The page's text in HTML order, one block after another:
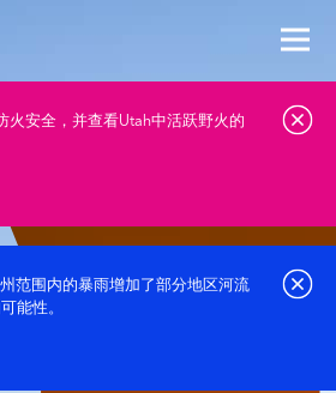
切换
火安全，并查看Utah中活跃野火的
范围内的暴雨增加了部分地区河流
能性。